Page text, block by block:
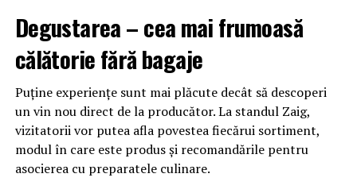
Degustarea – cea mai frumoasă
călătorie fără bagaje
Puține experiențe sunt mai plăcute decât să descoperi
un vin nou direct de la producător. La standul Zaig,
vizitatorii vor putea afla povestea fiecărui sortiment,
modul în care este produs și recomandările pentru
asocierea cu preparatele culinare.